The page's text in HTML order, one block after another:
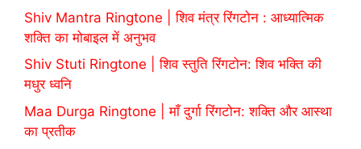
Shiv Mantra Ringtone | शिव मंत्र रिंगटोन : आध्यात्मिक
शक्ति का मोबाइल में अनुभव
Shiv Stuti Ringtone | शिव स्तुति रिंगटोन: शिव भक्ति की
मधुर ध्वनि
Maa Durga Ringtone | माँ दुर्गा रिंगटोन: शक्ति और आस्था
का प्रतीक